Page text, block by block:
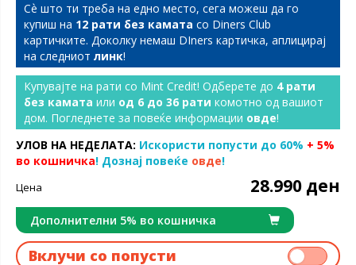
Сѐ што ти треба на едно место, сега можеш да го
купиш на 12 рати без камата со Diners Club
картичките. Доколку немаш DIners картичка, аплицирај
на следниот линк!
Купувајте на рати со Mint Credit! Одберете до 4 рати
без камата или од 6 до 36 рати комотно од вашиот
дом. Погледнете за повеќе информации овде!
УЛОВ НА НЕДЕЛАТА: Искористи попусти до 60% + 5%
во кошничка! Дознај повеќе овде!
Цена 28.990 ден
Дополнителни 5% во кошничка
Вклучи со попусти